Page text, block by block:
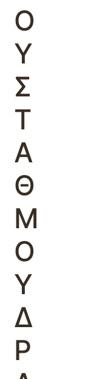
Ο
Υ
Σ
Τ
Α
Θ
Μ
Ο
Υ
Δ
Ρ